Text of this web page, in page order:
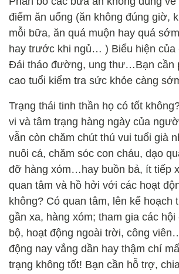
điểm ăn uống (ăn không đúng giờ,
mỗi bữa, ăn quá muộn hay quá
hay trước khi ngủ… ) Biểu hiện của
Đái tháo đường, ung thư…Bạn cần
cao tuổi kiểm tra sức khỏe càng
Trạng thái tinh thần họ có tốt
vi và tâm trạng hàng ngày của
vẫn còn chăm chút thú vui tuổi già
nuôi cá, chăm sóc con cháu, dạo
đỡ hàng xóm…hay buồn bả, ít tiếp
quan tâm và hồ hởi với các hoạt
không? Có quan tâm, lên kế hoạch
gần xa, hàng xóm; tham gia các hội
bộ, hoạt động ngoài trời, công
động nay vắng dần hay thậm chí
trạng không tốt! Bạn cần hỗ trợ,